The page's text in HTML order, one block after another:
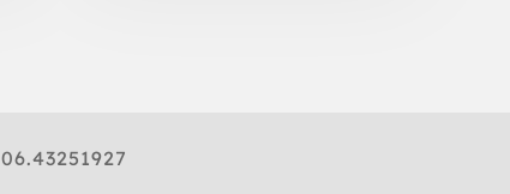
06.43251927